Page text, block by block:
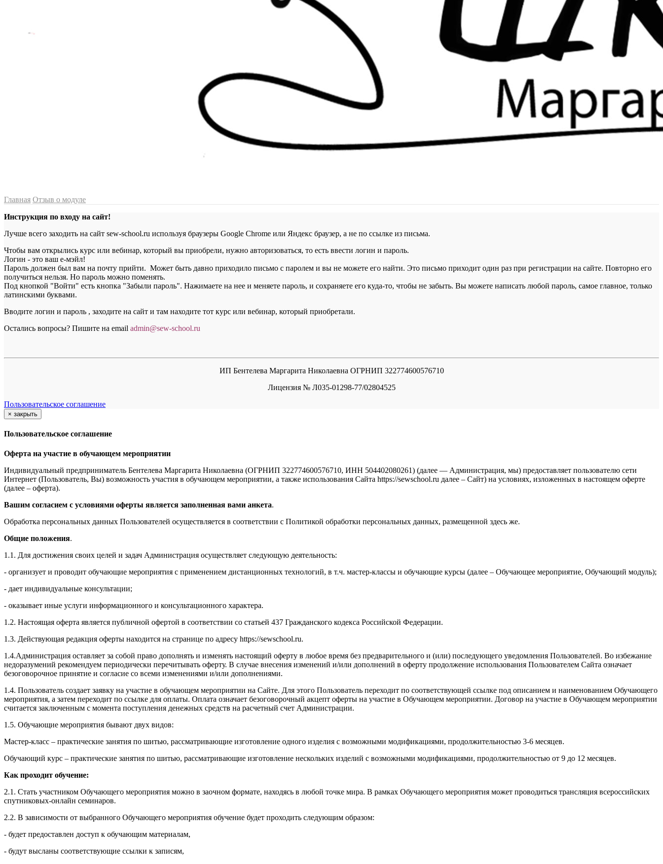
Главная Отзыв о модуле
Инструкция по входу на сайт!
Лучше всего заходить на сайт sew-school.ru используя браузеры Google Chrome или Яндекс браузер, а не по ссылке из письма.
Чтобы вам открылись курс или вебинар, который вы приобрели, нужно авторизоваться, то есть ввести логин и пароль.
Логин - это ваш е-мэйл!
Пароль должен был вам на почту прийти. Может быть давно приходило письмо с паролем и вы не можете его найти. Это письмо приходит один раз при регистрации на сайте. Повторно его
получиться нельзя. Но пароль можно поменять.
Под кнопкой "Войти" есть кнопка "Забыли пароль". Нажимаете на нее и меняете пароль, и сохраняете его куда-то, чтобы не забыть. Вы можете написать любой пароль, самое главное, только
латинскими буквами.
Вводите логин и пароль , заходите на сайт и там находите тот курс или вебинар, который приобретали.
Остались вопросы? Пишите на email admin@sew-school.ru
ИП Бентелева Маргарита Николаевна ОГРНИП 322774600576710
Лицензия № Л035-01298-77/02804525
Пользовательское соглашение
× закрыть
Пользовательское соглашение
Оферта на участие в обучающем мероприятии
Индивидуальный предприниматель Бентелева Маргарита Николаевна (ОГРНИП 322774600576710, ИНН 504402080261) (далее — Администрация, мы) предоставляет пользователю сети
Интернет (Пользователь, Вы) возможность участия в обучающем мероприятии, а также использования Сайта https://sewschool.ru далее – Сайт) на условиях, изложенных в настоящем оферте
(далее – оферта).
Вашим согласием с условиями оферты является заполненная вами анкета.
Обработка персональных данных Пользователей осуществляется в соответствии с Политикой обработки персональных данных, размещенной здесь же.
Общие положения.
1.1. Для достижения своих целей и задач Администрация осуществляет следующую деятельность:
- организует и проводит обучающие мероприятия с применением дистанционных технологий, в т.ч. мастер-классы и обучающие курсы (далее – Обучающее мероприятие, Обучающий модуль);
- дает индивидуальные консультации;
- оказывает иные услуги информационного и консультационного характера.
1.2. Настоящая оферта является публичной офертой в соответствии со статьей 437 Гражданского кодекса Российской Федерации.
1.3. Действующая редакция оферты находится на странице по адресу https://sewschool.ru.
1.4.Администрация оставляет за собой право дополнять и изменять настоящий оферту в любое время без предварительного и (или) последующего уведомления Пользователей. Во избежание
недоразумений рекомендуем периодически перечитывать оферту. В случае внесения изменений и/или дополнений в оферту продолжение использования Пользователем Сайта означает
безоговорочное принятие и согласие со всеми изменениями и/или дополнениями.
1.4. Пользователь создает заявку на участие в обучающем мероприятии на Сайте. Для этого Пользователь переходит по соответствующей ссылке под описанием и наименованием Обучающего
мероприятия, а затем переходит по ссылке для оплаты. Оплата означает безоговорочный акцепт оферты на участие в Обучающем мероприятии. Договор на участие в Обучающем мероприятии
считается заключенным с момента поступления денежных средств на расчетный счет Администрации.
1.5. Обучающие мероприятия бывают двух видов:
Мастер-класс – практические занятия по шитью, рассматривающие изготовление одного изделия с возможными модификациями, продолжительностью 3-6 месяцев.
Обучающий курс – практические занятия по шитью, рассматривающие изготовление нескольких изделий с возможными модификациями, продолжительностью от 9 до 12 месяцев.
Как проходит обучение:
2.1. Стать участником Обучающего мероприятия можно в заочном формате, находясь в любой точке мира. В рамках Обучающего мероприятия может проводиться трансляция всероссийских
спутниковых-онлайн семинаров.
2.2. В зависимости от выбранного Обучающего мероприятия обучение будет проходить следующим образом:
- будет предоставлен доступ к обучающим материалам,
- будут высланы соответствующие ссылки к записям,